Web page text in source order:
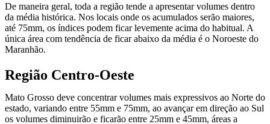
De maneira geral, toda a região tende a apresentar volumes dentro
da média histórica. Nos locais onde os acumulados serão maiores,
até 75mm, os índices podem ficar levemente acima do habitual. A
única área com tendência de ficar abaixo da média é o Noroeste do
Maranhão.
Região Centro-Oeste
Mato Grosso deve concentrar volumes mais expressivos ao Norte do
estado, variando entre 55mm e 75mm, ao avançar em direção ao Sul
os volumes diminuirão e ficarão entre 25mm e 45mm, áreas a